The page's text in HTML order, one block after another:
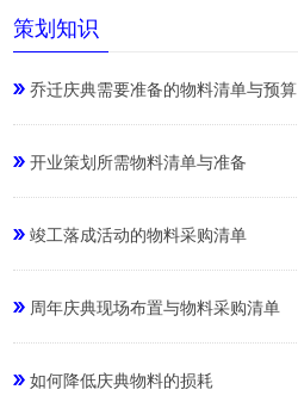
策划知识
乔迁庆典需要准备的物料清单与预算
开业策划所需物料清单与准备
竣工落成活动的物料采购清单
周年庆典现场布置与物料采购清单
如何降低庆典物料的损耗